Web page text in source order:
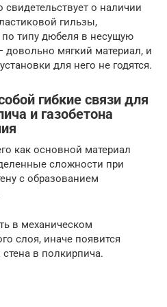
о наличии
гильзы,
типу дюбеля в несущую
довольно мягкий материал, и
для него не годятся.
гибкие связи для
и газобетона
как основной материал
сложности при
с образованием
в механическом
слоя, иначе появится
в полкирпича.